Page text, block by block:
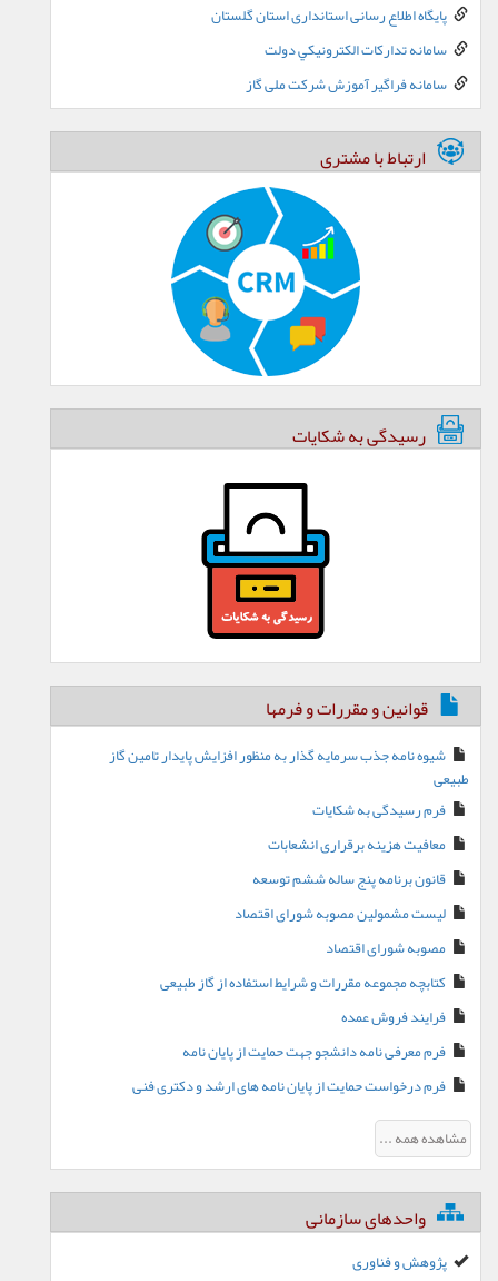
پایگاه اطلاع رسانی استانداری استان گلستان
سامانه تدارکات الکترونيکي دولت
سامانه فراگیر آموزش شرکت ملی گاز
ارتباط با مشتری
رسیدگی به شکایات
قوانین و مقررات و فرمها
شیوه نامه جذب سرمایه گذار به منظور افزایش پایدار تامین گاز
طبیعی
فرم رسیدگی به شکایات
معافیت هزینه برقراری انشعابات
قانون برنامه پنج ساله ششم توسعه
لیست مشمولین مصوبه شورای اقتصاد
مصوبه شورای اقتصاد
کتابچه مجموعه مقررات و شرایط استفاده از گاز طبیعی
فرایند فروش عمده
فرم معرفی نامه دانشجو جهت حمایت از پایان نامه
فرم درخواست حمایت از پایان نامه های ارشد و دکتری فنی
مشاهده همه ...
واحدهای سازمانی
پژوهش و فناوری